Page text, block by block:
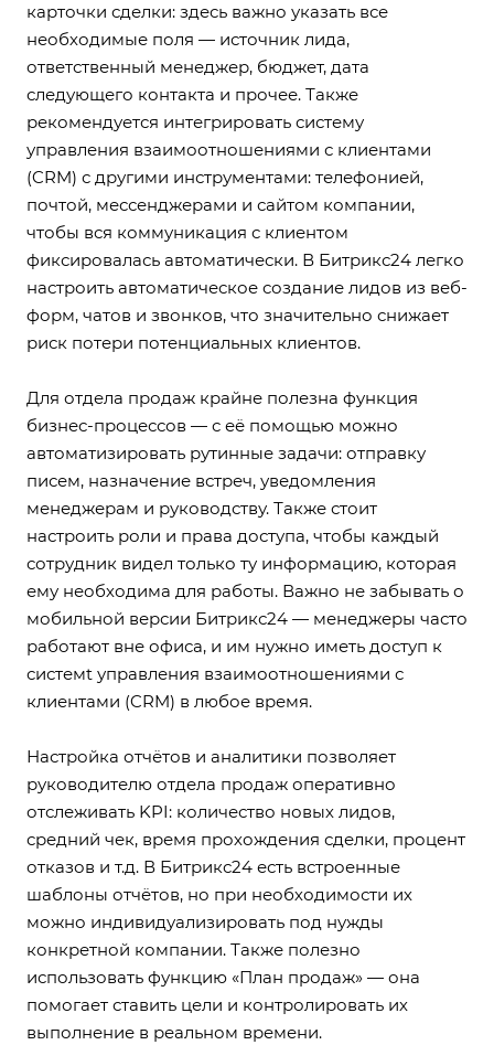
карточки сделки: здесь важно указать все
необходимые поля — источник лида,
ответственный менеджер, бюджет, дата
следующего контакта и прочее. Также
рекомендуется интегрировать систему
управления взаимоотношениями с клиентами
(CRM) с другими инструментами: телефонией,
почтой, мессенджерами и сайтом компании,
чтобы вся коммуникация с клиентом
фиксировалась автоматически. В Битрикс24 легко
настроить автоматическое создание лидов из веб-
форм, чатов и звонков, что значительно снижает
риск потери потенциальных клиентов.
Для отдела продаж крайне полезна функция
бизнес-процессов — с её помощью можно
автоматизировать рутинные задачи: отправку
писем, назначение встреч, уведомления
менеджерам и руководству. Также стоит
настроить роли и права доступа, чтобы каждый
сотрудник видел только ту информацию, которая
ему необходима для работы. Важно не забывать о
мобильной версии Битрикс24 — менеджеры часто
работают вне офиса, и им нужно иметь доступ к
системt управления взаимоотношениями с
клиентами (CRM) в любое время.
Настройка отчётов и аналитики позволяет
руководителю отдела продаж оперативно
отслеживать KPI: количество новых лидов,
средний чек, время прохождения сделки, процент
отказов и т.д. В Битрикс24 есть встроенные
шаблоны отчётов, но при необходимости их
можно индивидуализировать под нужды
конкретной компании. Также полезно
использовать функцию «План продаж» — она
помогает ставить цели и контролировать их
выполнение в реальном времени.